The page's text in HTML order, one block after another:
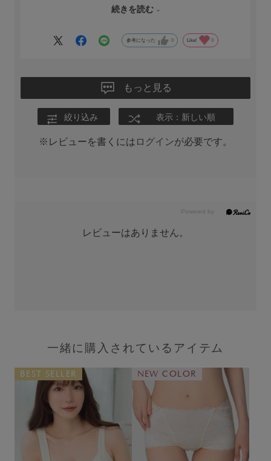
荷しないので入ったら即買いたいっていうくらい。ノンワイヤ
ポイントはパッドが少し固く感じる事程度。後は色味を薄いベ
続きを読む
参考になった 0 Like! 0
もっと見る
絞り込み 表示：新しい順
※レビューを書くには ログインが必要です。
レビューはありません。
一緒に購入されているアイテム